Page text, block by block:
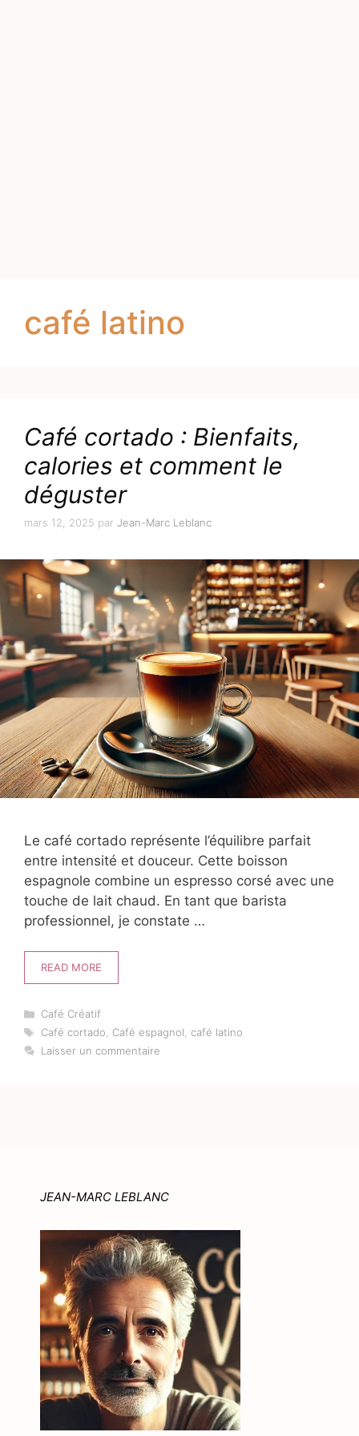
café latino
Café cortado : Bienfaits,
calories et comment le
déguster
mars 12, 2025 par Jean-Marc Leblanc
Le café cortado représente l’équilibre parfait
entre intensité et douceur. Cette boisson
espagnole combine un espresso corsé avec une
touche de lait chaud. En tant que barista
professionnel, je constate …
READ MORE
Catégories
Café Créatif
Étiquettes
Café cortado, Café espagnol, café latino
Laisser un commentaire
JEAN-MARC LEBLANC